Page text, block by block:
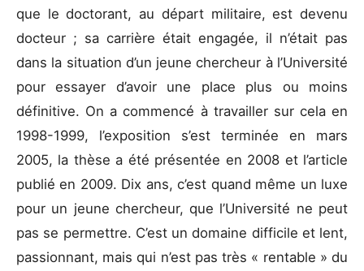
que le doctorant, au départ militaire, est devenu
docteur ; sa carrière était engagée, il n’était pas
dans la situation d’un jeune chercheur à l’Université
pour essayer d’avoir une place plus ou moins
définitive. On a commencé à travailler sur cela en
1998-1999, l’exposition s’est terminée en mars
2005, la thèse a été présentée en 2008 et l’article
publié en 2009. Dix ans, c’est quand même un luxe
pour un jeune chercheur, que l’Université ne peut
pas se permettre. C’est un domaine difficile et lent,
passionnant, mais qui n’est pas très « rentable » du